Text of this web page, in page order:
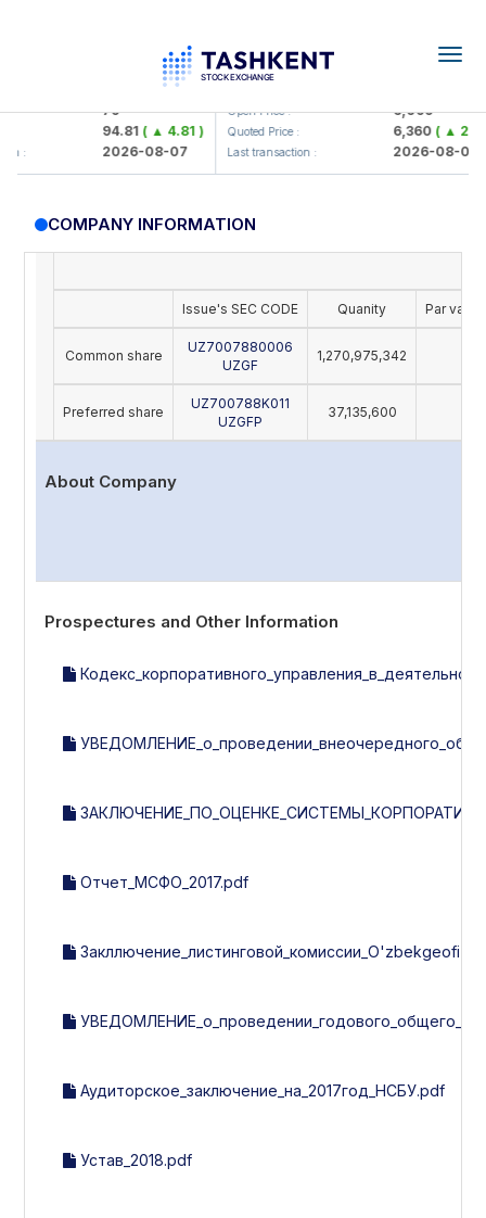
79
94.81( ▲ 4.81 )
2026-08-07
UZMK (<O'zmetkombinat> AJ)
Open Price : 6,099
Quoted Price : 6,360( ▲
Last transaction : 2026-08-07
COMPANY INFORMATION
Issue's SEC CODE Quanity Par value
Common share
UZ7007880006
UZGF
1,270,975,342
Preferred share
UZ700788K011
UZGFP
37,135,600
About Company
Prospectures and Other Information
Отчет_МСФО_2017.pdf
Аудиторское_заключение_на_2017год_НСБУ.pdf
Устав_2018.pdf